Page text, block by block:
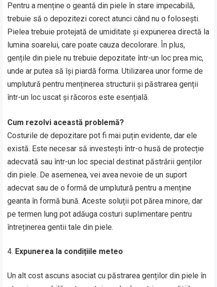
Pentru a menține o geantă din piele în stare impecabilă,
trebuie să o depozitezi corect atunci când nu o folosești.
Pielea trebuie protejată de umiditate și expunerea directă la
lumina soarelui, care poate cauza decolorare. În plus,
gențile din piele nu trebuie depozitate într-un loc prea mic,
unde ar putea să își piardă forma. Utilizarea unor forme de
umplutură pentru menținerea structurii și păstrarea genții
într-un loc uscat și răcoros este esențială.
Cum rezolvi această problemă?
Costurile de depozitare pot fi mai puțin evidente, dar ele
există. Este necesar să investești într-o husă de protecție
adecvată sau într-un loc special destinat păstrării genților
din piele. De asemenea, vei avea nevoie de un suport
adecvat sau de o formă de umplutură pentru a menține
geanta în formă bună. Aceste soluții pot părea minore, dar
pe termen lung pot adăuga costuri suplimentare pentru
întreținerea gentii tale din piele.
Expunerea la condițiile meteo
Un alt cost ascuns asociat cu păstrarea genților din piele în